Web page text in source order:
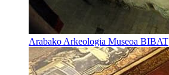
Arabako Arkeologia Museoa BIBAT